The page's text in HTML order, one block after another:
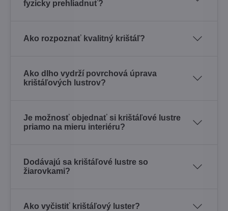
fyzicky prehliadnuť?
Ako rozpoznať kvalitný krištáľ?
Ako dlho vydrží povrchová úprava
krištáľových lustrov?
Je možnosť objednať si krištáľové lustre
priamo na mieru interiéru?
Dodávajú sa krištáľové lustre so
žiarovkami?
Ako vyčistiť krištáľový luster?